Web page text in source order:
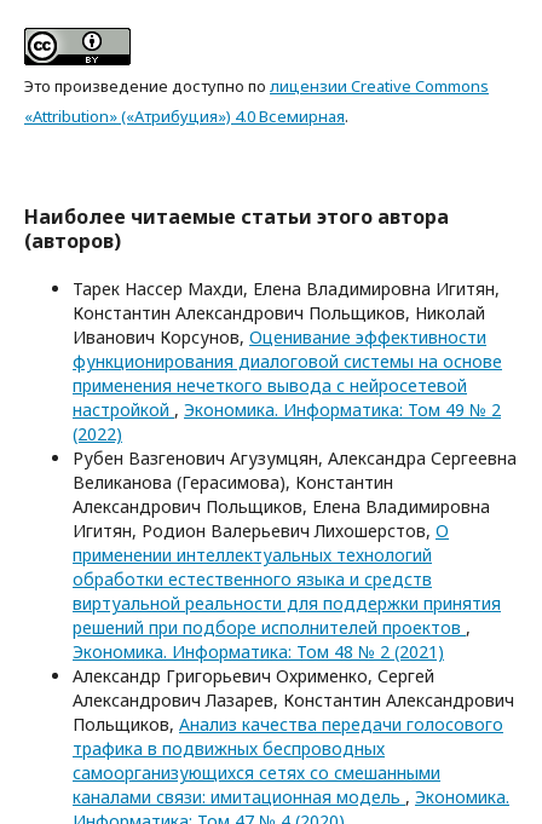
Это произведение доступно по лицензии Creative Commons
«Attribution» («Атрибуция») 4.0 Всемирная.
Наиболее читаемые статьи этого автора
(авторов)
Тарек Нассер Махди, Елена Владимировна Игитян,
Константин Александрович Польщиков, Николай
Иванович Корсунов, Оценивание эффективности
функционирования диалоговой системы на основе
применения нечеткого вывода с нейросетевой
настройкой , Экономика. Информатика: Том 49 № 2
(2022)
Рубен Вазгенович Агузумцян, Александра Сергеевна
Великанова (Герасимова), Константин
Александрович Польщиков, Елена Владимировна
Игитян, Родион Валерьевич Лихошерстов, О
применении интеллектуальных технологий
обработки естественного языка и средств
виртуальной реальности для поддержки принятия
решений при подборе исполнителей проектов ,
Экономика. Информатика: Том 48 № 2 (2021)
Александр Григорьевич Охрименко, Сергей
Александрович Лазарев, Константин Александрович
Польщиков, Анализ качества передачи голосового
трафика в подвижных беспроводных
самоорганизующихся сетях со смешанными
каналами связи: имитационная модель , Экономика.